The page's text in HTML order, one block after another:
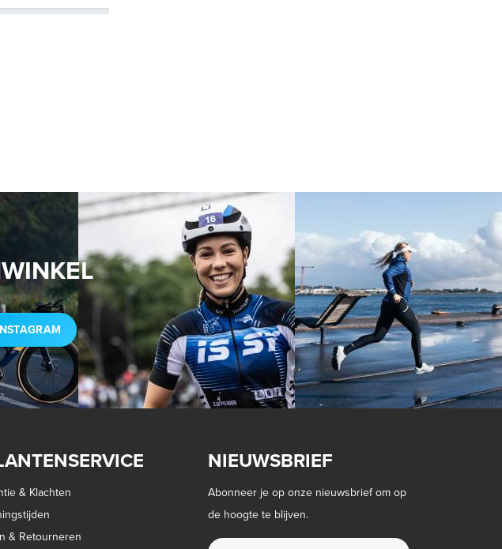
& Klachten
& Retourneren
NIEUWSBRIEF
Abonneer je op onze nieuwsbrief om op
de hoogte te blijven.